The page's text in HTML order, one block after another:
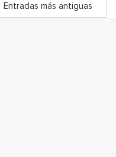
Entradas más antiguas